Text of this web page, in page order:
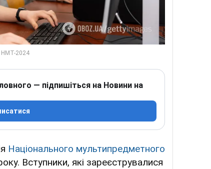
— підпишіться на Новини на
Національного мультипредметного
Вступники, які зареєструвалися